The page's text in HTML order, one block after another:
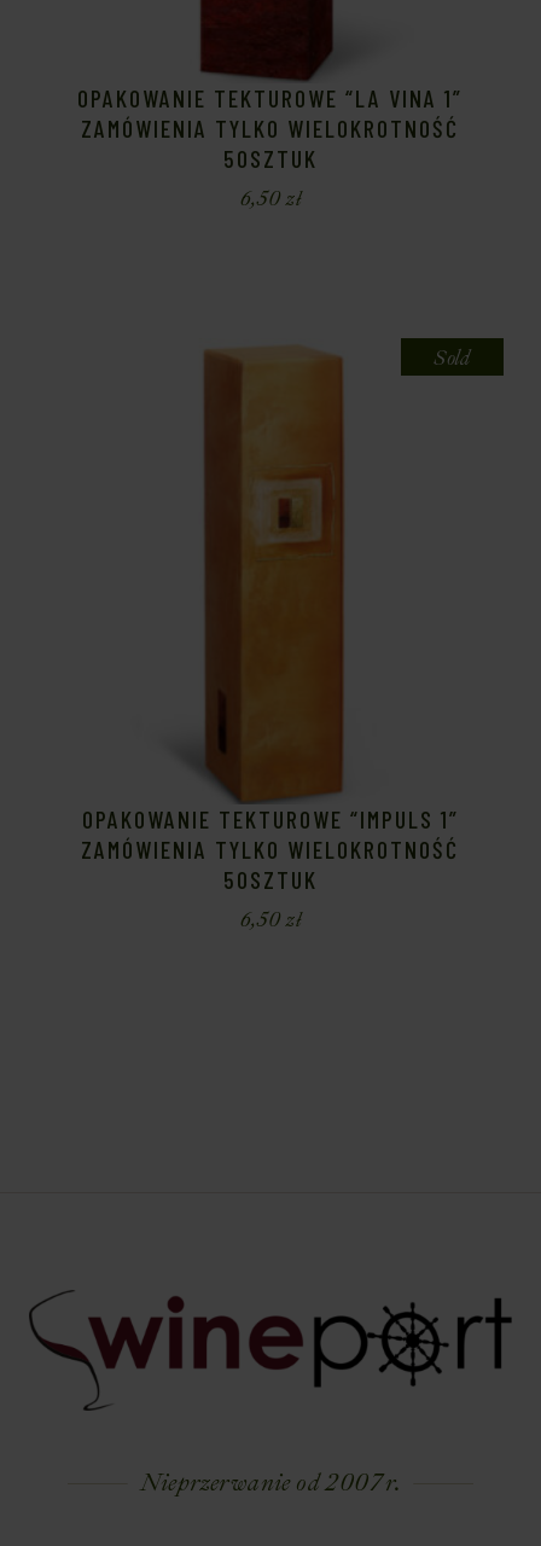
OPAKOWANIE TEKTUROWE “LA VINA 1”
ZAMÓWIENIA TYLKO WIELOKROTNOŚĆ
50SZTUK
6,50zł
Sold
OPAKOWANIE TEKTUROWE “IMPULS 1”
ZAMÓWIENIA TYLKO WIELOKROTNOŚĆ
50SZTUK
6,50zł
Nieprzerwanie od 2007 r.